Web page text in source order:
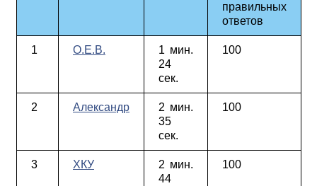
правильных
ответов
1 О.Е.В.
1 мин.
24
сек.
100
2 Александр
2 мин.
35
сек.
100
3 ХКУ
2 мин.
44
100